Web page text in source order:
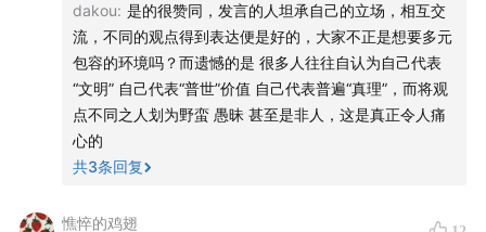
dakou: 是的很赞同，发言的人坦承自己的立场，相互交
流，不同的观点得到表达便是好的，大家不正是想要多元
包容的环境吗？而遗憾的是 很多人往往自认为自己代表
“文明” 自己代表“普世”价值 自己代表普遍“真理”，而将观
点不同之人划为野蛮 愚昧 甚至是非人，这是真正令人痛
心的
共3条回复
憔悴的鸡翅